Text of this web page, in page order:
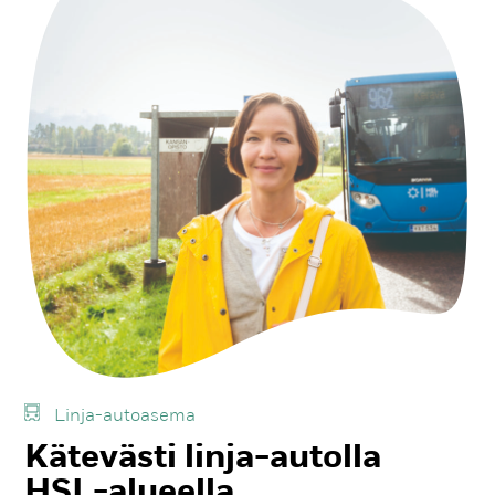
Lin­ja-au­toa­se­ma
Kä­te­väs­ti lin­ja-au­tol­la